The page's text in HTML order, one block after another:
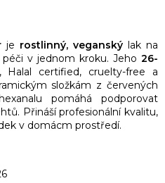
je rostlinný, veganský lak na
v jednom kroku. Jeho 26-
certified, cruelty-free a
složkám z červených
pomáhá podporovat
Přináší profesionální kvalitu,
v domácm prostředí.